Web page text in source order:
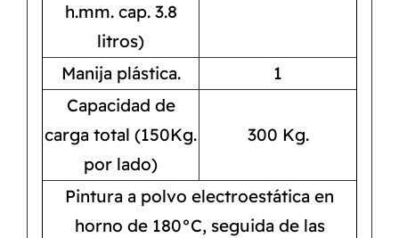
h.mm. cap. 3.8
litros)
Manija plástica.
1
Capacidad de
carga total (150Kg.
por lado)
300 Kg.
Pintura a polvo electroestática en
horno de 180°C, seguida de las